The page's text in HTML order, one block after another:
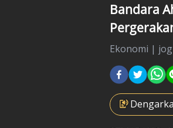
Bandara
Ekonomi |